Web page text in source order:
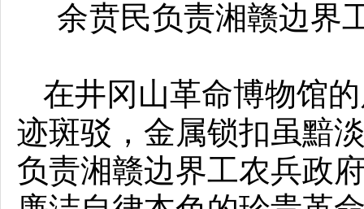
余贲民负责湘赣边界
在井冈山革命博物馆
迹斑驳，金属锁扣虽黯
负责湘赣边界工农兵政